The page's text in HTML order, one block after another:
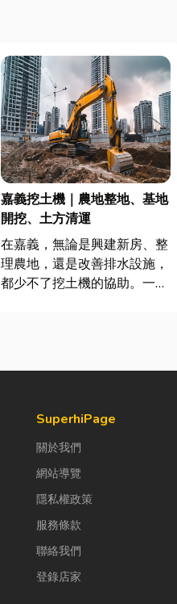
嘉義挖土機｜農地整地、基地
開挖、土方清運
在嘉義，無論是興建新房、整
理農地，還是改善排水設施，
都少不了挖土機的協助。一台
早已成為...SuperhiPage
關於我們
網站導覽
隱私權政策
服務條款
聯絡我們
登錄店家